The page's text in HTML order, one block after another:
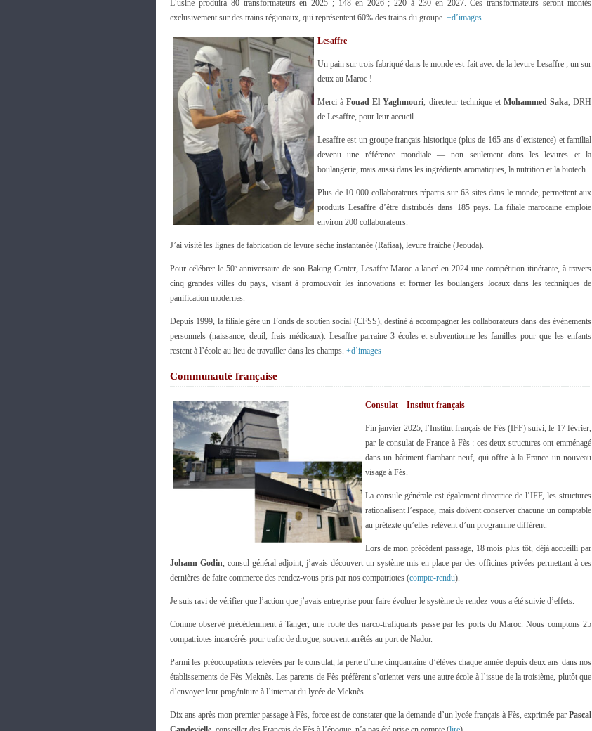
L’usine produira 80 transformateurs en 2025 ; 148 en 2026 ; 220 à 230 en 2027. Ces transformateurs seront montés
exclusivement sur des trains régionaux, qui représentent 60% des trains du groupe. +d’images
Lesaffre
Un pain sur trois fabriqué dans le monde est fait avec de la levure Lesaffre ; un sur
deux au Maroc !
Merci àFouad El Yaghmouri, directeur technique et Mohammed Saka, DRH
de Lesaffre, pour leur accueil.
Lesaffre est un groupe français historique (plus de 165 ans d’existence) et familial
devenu une référence mondiale — non seulement dans les levures et la
boulangerie, mais aussi dans les ingrédients aromatiques, la nutrition et la biotech.
Plus de 10 000 collaborateurs répartis sur 63 sites dans le monde, permettent aux
produits Lesaffre d’être distribués dans 185 pays. La filiale marocaine emploie
environ 200 collaborateurs.
J’ai visité les lignes de fabrication de levure sèche instantanée (Rafiaa), levure fraîche (Jeouda).
Pour célébrer le 50ᵉ anniversaire de son Baking Center, Lesaffre Maroc a lancé en 2024 une compétition itinérante, à travers
cinq grandes villes du pays, visant à promouvoir les innovations et former les boulangers locaux dans les techniques de
panification modernes.
Depuis 1999, la filiale gère un Fonds de soutien social (CFSS), destiné à accompagner les collaborateurs dans des événements
personnels (naissance, deuil, frais médicaux). Lesaffre parraine 3 écoles et subventionne les familles pour que les enfants
restent à l’école au lieu de travailler dans les champs. +d’images
Communauté française
Consulat – Institut français
Fin janvier 2025, l’Institut français de Fès (IFF) suivi, le 17 février,
par le consulat de France à Fès : ces deux structures ont emménagé
dans un bâtiment flambant neuf, qui offre à la France un nouveau
visage à Fès.
La consule générale est également directrice de l’IFF, les structures
rationalisent l’espace, mais doivent conserver chacune un comptable
au prétexte qu’elles relèvent d’un programme différent.
Lors de mon précédent passage, 18 mois plus tôt, déjà accueilli par
Johann Godin, consul général adjoint, j’avais découvert un système mis en place par des officines privées permettant à ces
dernières de faire commerce des rendez-vous pris par nos compatriotes (compte-rendu).
Je suis ravi de vérifier que l’action que j’avais entreprise pour faire évoluer le système de rendez-vous a été suivie d’effets.
Comme observé précédemment à Tanger, une route des narco-trafiquants passe par les ports du Maroc. Nous comptons 25
compatriotes incarcérés pour trafic de drogue, souvent arrêtés au port de Nador.
Parmi les préoccupations relevées par le consulat, la perte d’une cinquantaine d’élèves chaque année depuis deux ans dans nos
établissements de Fès-Meknès. Les parents de Fès préfèrent s’orienter vers une autre école à l’issue de la troisième, plutôt que
d’envoyer leur progéniture à l’internat du lycée de Meknès.
Dix ans après mon premier passage à Fès, force est de constater que la demande d’un lycée français à Fès, exprimée par Pascal